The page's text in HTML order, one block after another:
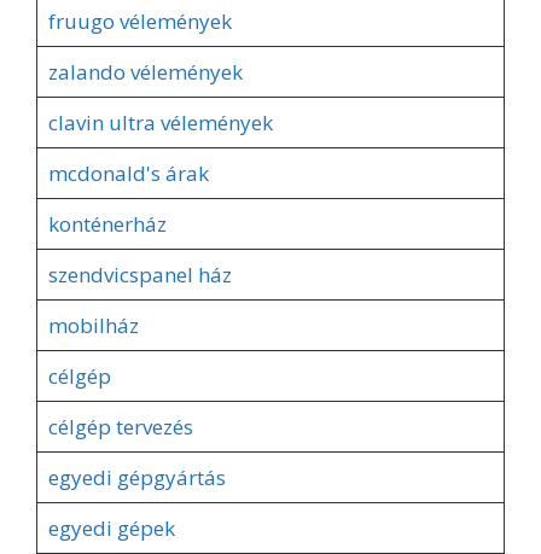
fruugo vélemények
zalando vélemények
clavin ultra vélemények
mcdonald's árak
konténerház
szendvicspanel ház
mobilház
célgép
célgép tervezés
egyedi gépgyártás
egyedi gépek